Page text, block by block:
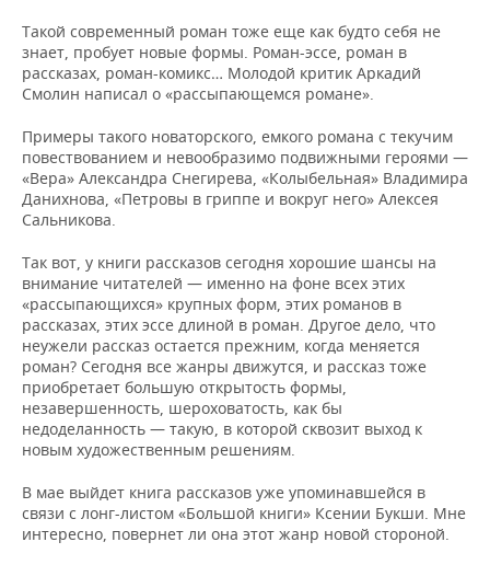
Такой современный роман тоже еще как будто себя не
знает, пробует новые формы. Роман-эссе, роман в
рассказах, роман-комикс… Молодой критик Аркадий
Смолин написал о «рассыпающемся романе».
Примеры такого новаторского, емкого романа с текучим
повествованием и невообразимо подвижными героями —
«Вера» Александра Снегирева, «Колыбельная» Владимира
Данихнова, «Петровы в гриппе и вокруг него» Алексея
Сальникова.
Так вот, у книги рассказов сегодня хорошие шансы на
внимание читателей — именно на фоне всех этих
«рассыпающихся» крупных форм, этих романов в
рассказах, этих эссе длиной в роман. Другое дело, что
неужели рассказ остается прежним, когда меняется
роман? Сегодня все жанры движутся, и рассказ тоже
приобретает большую открытость формы,
незавершенность, шероховатость, как бы
недоделанность — такую, в которой сквозит выход к
новым художественным решениям.
В мае выйдет книга рассказов уже упоминавшейся в
связи с лонг-листом «Большой книги» Ксении Букши. Мне
интересно, повернет ли она этот жанр новой стороной.